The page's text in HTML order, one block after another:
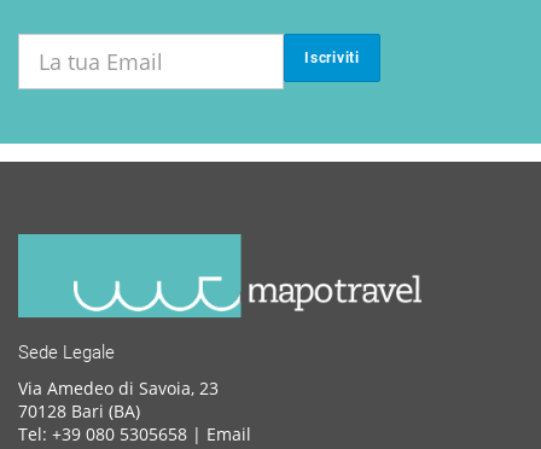
Iscriviti
Sede Legale
Via Amedeo di Savoia, 23
70128 Bari (BA)
Tel: +39 080 5305658 | Email